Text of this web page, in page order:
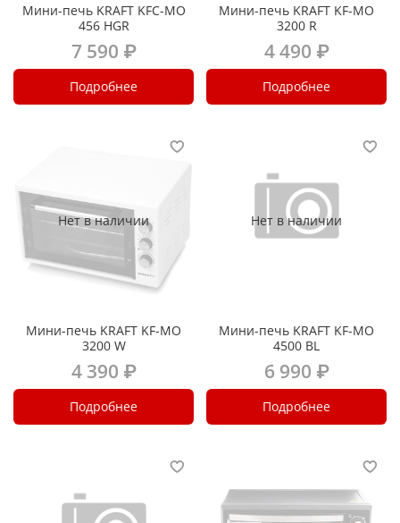
Мини-печь KRAFT KFC-MO
456 HGR
7 590 ₽
Подробнее
Мини-печь KRAFT KF-MO
3200 R
4 490 ₽
Подробнее
Нет в наличии
Мини-печь KRAFT KF-MO
3200 W
4 390 ₽
Подробнее
Нет в наличии
Мини-печь KRAFT KF-MO
4500 BL
6 990 ₽
Подробнее